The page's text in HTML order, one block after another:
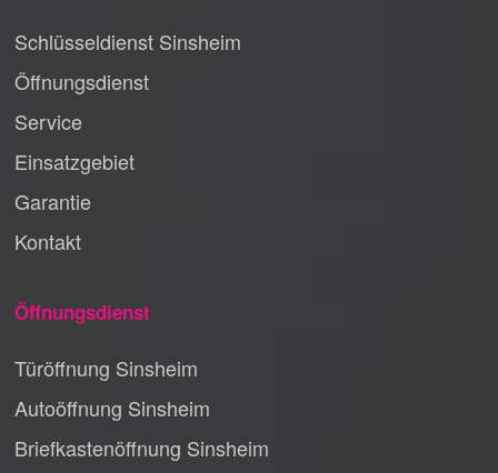
Schlüsseldienst Sinsheim
Öffnungsdienst
Service
Einsatzgebiet
Garantie
Kontakt
Öffnungsdienst
Türöffnung Sinsheim
Autoöffnung Sinsheim
Briefkastenöffnung Sinsheim